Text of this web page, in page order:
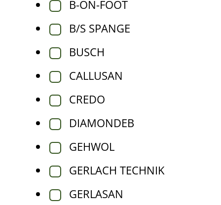
B-ON-FOOT
B/S SPANGE
BUSCH
CALLUSAN
CREDO
DIAMONDEB
GEHWOL
GERLACH TECHNIK
GERLASAN